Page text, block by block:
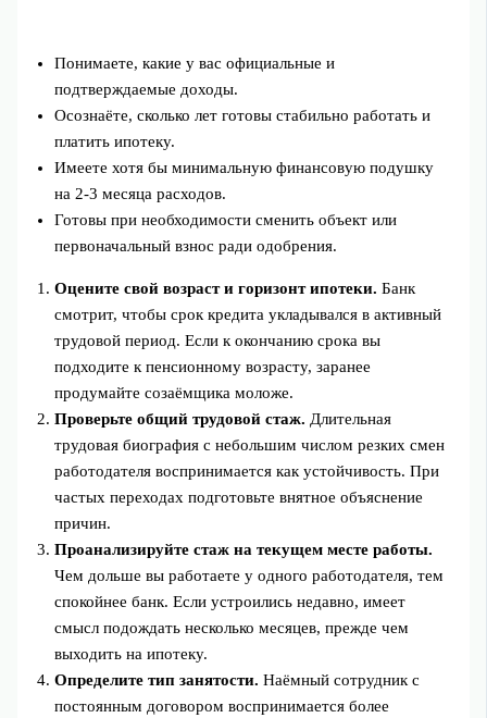
Понимаете, какие у вас официальные и
подтверждаемые доходы.
Осознаёте, сколько лет готовы стабильно работать и
платить ипотеку.
Имеете хотя бы минимальную финансовую подушку
на 2-3 месяца расходов.
Готовы при необходимости сменить объект или
первоначальный взнос ради одобрения.
Оцените свой возраст и горизонт ипотеки. Банк
смотрит, чтобы срок кредита укладывался в активный
трудовой период. Если к окончанию срока вы
подходите к пенсионному возрасту, заранее
продумайте созаёмщика моложе.
Проверьте общий трудовой стаж. Длительная
трудовая биография с небольшим числом резких смен
работодателя воспринимается как устойчивость. При
частых переходах подготовьте внятное объяснение
причин.
Проанализируйте стаж на текущем месте работы.
Чем дольше вы работаете у одного работодателя, тем
спокойнее банк. Если устроились недавно, имеет
смысл подождать несколько месяцев, прежде чем
выходить на ипотеку.
Определите тип занятости. Наёмный сотрудник с
постоянным договором воспринимается более